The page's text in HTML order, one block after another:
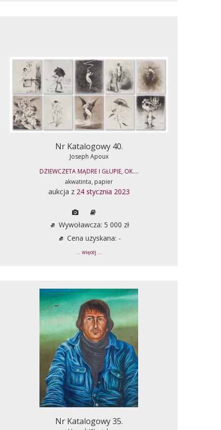
Nr Katalogowy 40.
Joseph Apoux
DZIEWCZETA MĄDRE I GŁUPIE, OK....
akwatinta, papier
aukcja z 24 stycznia 2023
Wywoławcza: 5 000 zł
Cena uzyskana: -
... więcej ...
Nr Katalogowy 35.